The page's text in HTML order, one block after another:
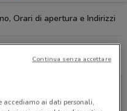
Orari di apertura e Indirizzi
Alphega Farmacia
accediamo ai dati personali,
Continua senza accettare